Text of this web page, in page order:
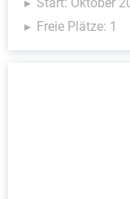
Freie Plätze: 1